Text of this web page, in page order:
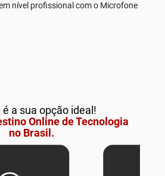
nível profissional com o Microfone
é a sua opção ideal!
Online de Tecnologia
no Brasil.